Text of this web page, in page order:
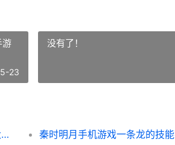
游
23
没有了！
斗罗大陆魂师对决精英玩法策略有哪些 斗罗大陆魂师对决官方正版